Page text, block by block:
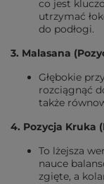
co jest
utrzymać
do podłogi.
3. Malasana
Głębokie
rozciągnąć
także
4. Pozycja Kruka
To lżejsza
nauce
zgięte, a